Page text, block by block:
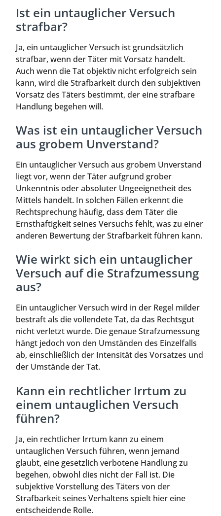
Ist ein untauglicher Versuch
strafbar?
Ja, ein untauglicher Versuch ist grundsätzlich
strafbar, wenn der Täter mit Vorsatz handelt.
Auch wenn die Tat objektiv nicht erfolgreich sein
kann, wird die Strafbarkeit durch den subjektiven
Vorsatz des Täters bestimmt, der eine strafbare
Handlung begehen will.
Was ist ein untauglicher Versuch
aus grobem Unverstand?
Ein untauglicher Versuch aus grobem Unverstand
liegt vor, wenn der Täter aufgrund grober
Unkenntnis oder absoluter Ungeeignetheit des
Mittels handelt. In solchen Fällen erkennt die
Rechtsprechung häufig, dass dem Täter die
Ernsthaftigkeit seines Versuchs fehlt, was zu einer
anderen Bewertung der Strafbarkeit führen kann.
Wie wirkt sich ein untauglicher
Versuch auf die Strafzumessung
aus?
Ein untauglicher Versuch wird in der Regel milder
bestraft als die vollendete Tat, da das Rechtsgut
nicht verletzt wurde. Die genaue Strafzumessung
hängt jedoch von den Umständen des Einzelfalls
ab, einschließlich der Intensität des Vorsatzes und
der Umstände der Tat.
Kann ein rechtlicher Irrtum zu
einem untauglichen Versuch
führen?
Ja, ein rechtlicher Irrtum kann zu einem
untauglichen Versuch führen, wenn jemand
glaubt, eine gesetzlich verbotene Handlung zu
begehen, obwohl dies nicht der Fall ist. Die
subjektive Vorstellung des Täters von der
Strafbarkeit seines Verhaltens spielt hier eine
entscheidende Rolle.